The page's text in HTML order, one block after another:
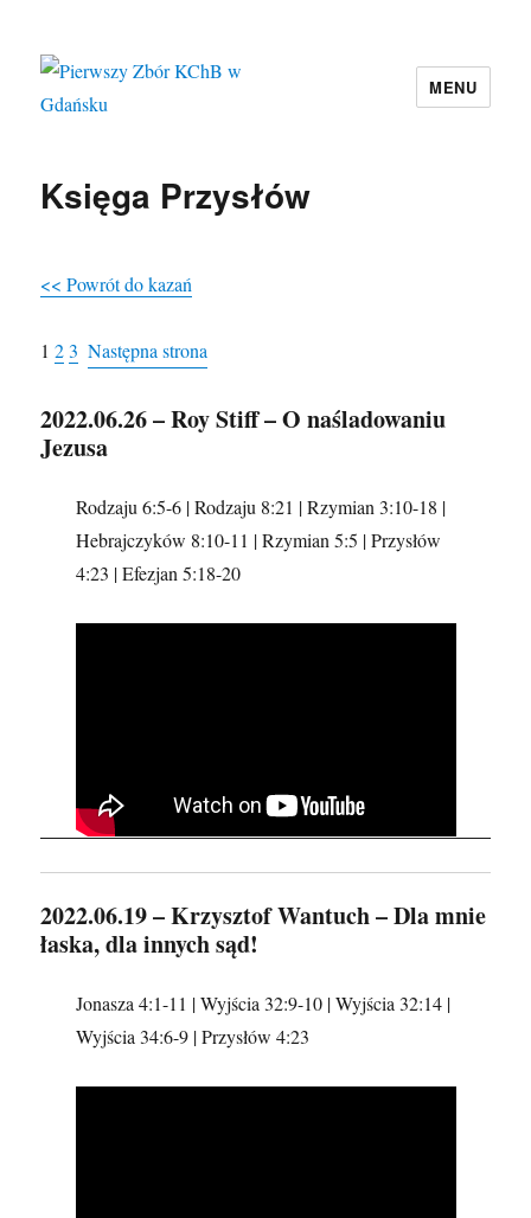
MENU
Księga Przysłów
<< Powrót do kazań
1 2 3 Następna strona
2022.06.26 – Roy Stiff – O naśladowaniu
Jezusa
Rodzaju 6:5-6 | Rodzaju 8:21 | Rzymian 3:10-18 |
Hebrajczyków 8:10-11 | Rzymian 5:5 | Przysłów
4:23 | Efezjan 5:18-20
2022.06.19 – Krzysztof Wantuch – Dla mnie
łaska, dla innych sąd!
Jonasza 4:1-11 | Wyjścia 32:9-10 | Wyjścia 32:14 |
Wyjścia 34:6-9 | Przysłów 4:23